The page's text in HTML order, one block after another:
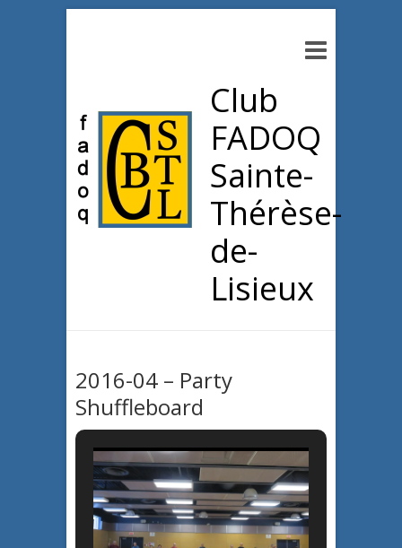
Club
FADOQ
Sainte-
Thérèse-
de-
Lisieux
2016-04 – Party
Shuffleboard